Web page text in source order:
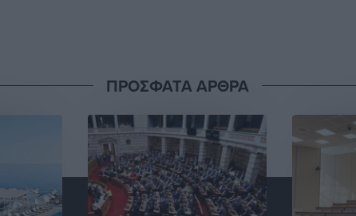
ΠΡΟΣΦΑΤΑ ΑΡΘΡΑ